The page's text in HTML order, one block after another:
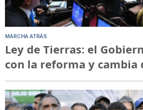
MARCHA ATRÁS
Ley de Tierras: el
con la reforma y cambia